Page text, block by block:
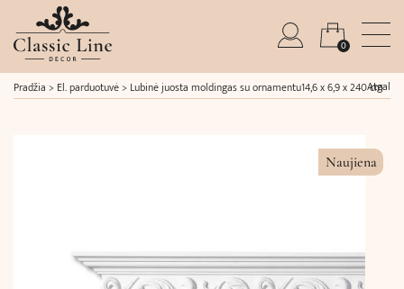
0
Pradžia > El. parduotuvė> Lubinė juosta moldingas su ornamentu14,6 x 6,9 x 240 cm
Atgal
Naujiena